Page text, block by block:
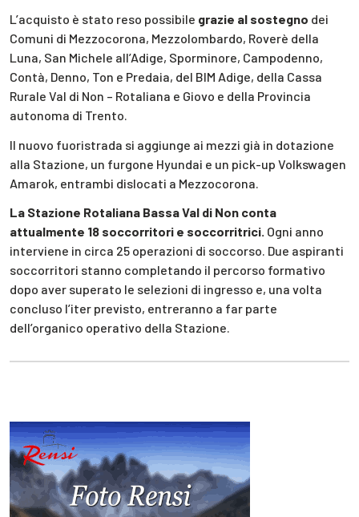
L’acquisto è stato reso possibile grazie al sostegno dei
Comuni di Mezzocorona, Mezzolombardo, Roverè della
Luna, San Michele all’Adige, Sporminore, Campodenno,
Contà, Denno, Ton e Predaia, del BIM Adige, della Cassa
Rurale Val di Non – Rotaliana e Giovo e della Provincia
autonoma di Trento.
Il nuovo fuoristrada si aggiunge ai mezzi già in dotazione
alla Stazione, un furgone Hyundai e un pick-up Volkswagen
Amarok, entrambi dislocati a Mezzocorona.
La Stazione Rotaliana Bassa Val di Non conta
attualmente 18 soccorritori e soccorritrici. Ogni anno
interviene in circa 25 operazioni di soccorso. Due aspiranti
soccorritori stanno completando il percorso formativo
dopo aver superato le selezioni di ingresso e, una volta
concluso l’iter previsto, entreranno a far parte
dell’organico operativo della Stazione.